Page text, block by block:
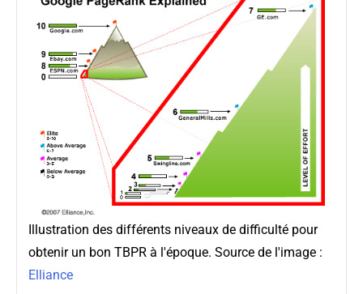
Illustration des différents niveaux de difficulté pour
obtenir un bon TBPR à l'époque. Source de l'image :
Elliance